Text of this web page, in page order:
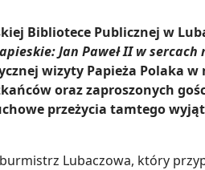
Bibliotece Publicznej w
Jan Paweł II w sercach
wizyty Papieża Polaka w
oraz zaproszonych
przeżycia tamtego
burmistrz Lubaczowa, który